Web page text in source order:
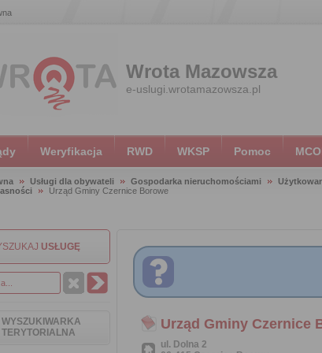
Wrota Mazowsza
e-uslugi.wrotamazowsza.pl
Weryfikacja RWD WKSP Pomoc
Usługi dla obywateli Gospodarka nieruchomościami
Urząd Gminy Czernice Borowe
USŁUGĘ
WYSZUKIWARKA
TERYTORIALNA
Urząd Gminy Czernice
ul. Dolna 2